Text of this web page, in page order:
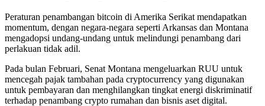
Peraturan penambangan bitcoin di Amerika Serikat mendapatkan
momentum, dengan negara-negara seperti Arkansas dan Montana
mengadopsi undang-undang untuk melindungi penambang dari
perlakuan tidak adil.
Pada bulan Februari, Senat Montana mengeluarkan RUU untuk
mencegah pajak tambahan pada cryptocurrency yang digunakan
untuk pembayaran dan menghilangkan tingkat energi diskriminatif
terhadap penambang crypto rumahan dan bisnis aset digital.